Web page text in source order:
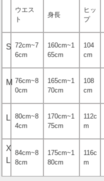
ウエス
ト
身長
ヒッ
プ
S 72cm~7
6cm
160cm~1
65cm
104
cm
M 76cm~8
0cm
165cm~1
70cm
108
cm
L
80cm~8
4cm
170cm~1
75cm
112c
m
X
L
84cm~8
8cm
175cm~1
80cm
116c
m